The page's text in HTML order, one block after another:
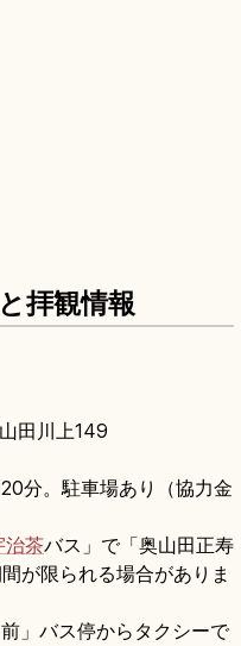
拝観情報
田川上149
分。駐車場あり（協力金
治茶バス」で「奥山田正寿
が限られる場合がありま
」バス停からタクシーで